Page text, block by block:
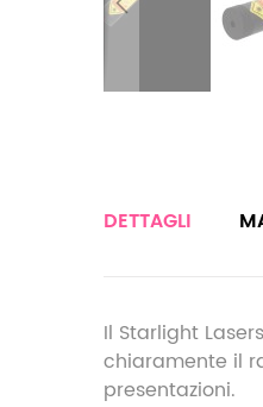
DETTAGLI
Il Starlight
chiaramente il
presentazioni.